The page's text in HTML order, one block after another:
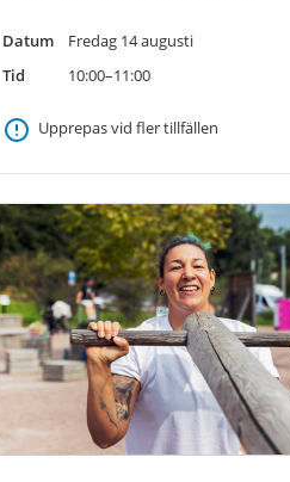
Datum
Fredag 14 augusti
Tid
10:00–11:00
Upprepas vid fler tillfällen